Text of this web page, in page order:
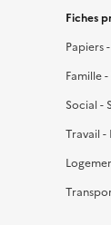
Fiches
Papiers
Famille
Social -
Travail